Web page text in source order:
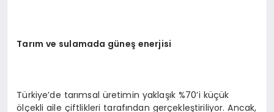
Tarım ve sulamada güneş enerjisi
Türkiye’de tarımsal üretimin yaklaşık %70’i küçük
ölçekli aile çiftlikleri tarafından gerçekleştiriliyor. Ancak,